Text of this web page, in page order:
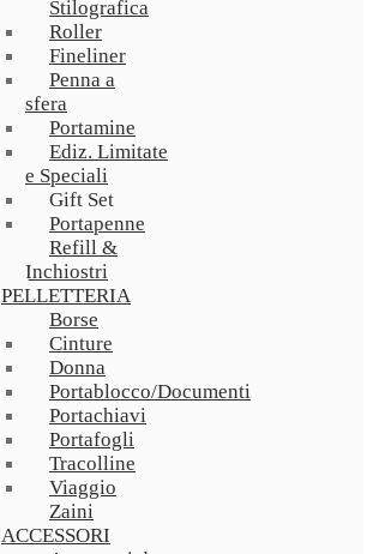
Stilografica
Roller
Fineliner
Penna a
sfera
Portamine
Ediz. Limitate
e Speciali
Gift Set
Portapenne
Refill &
Inchiostri
PELLETTERIA
Borse
Cinture
Donna
Portablocco/Documenti
Portachiavi
Portafogli
Tracolline
Viaggio
Zaini
ACCESSORI